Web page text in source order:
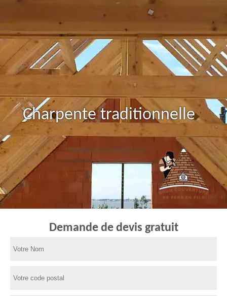
Charpente traditionnelle
Demande de devis gratuit